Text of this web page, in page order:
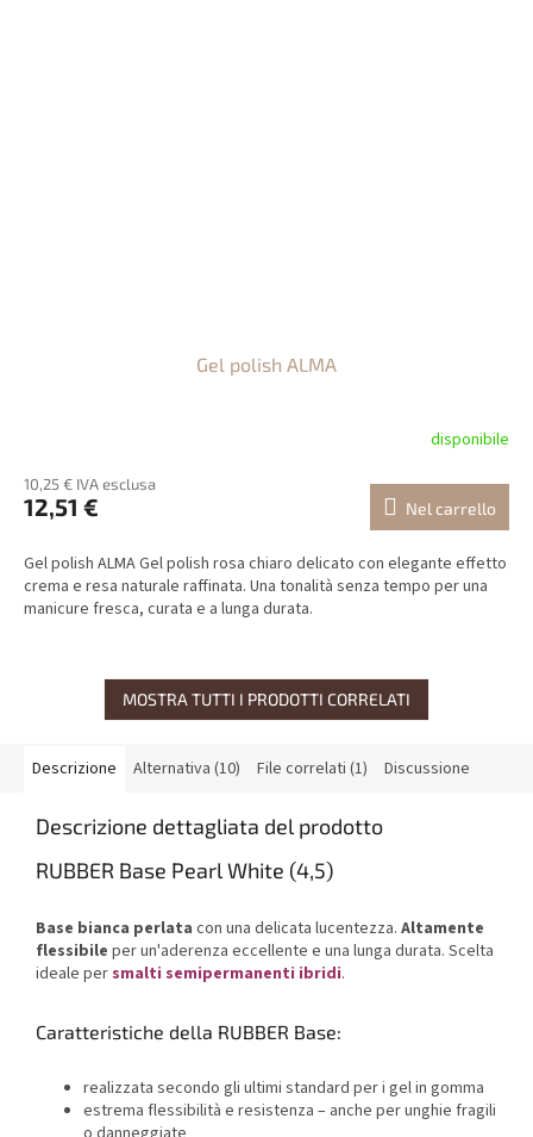
Gel polish ALMA
disponibile
10,25 € IVA esclusa
12,51 € Nel carrello
Gel polish ALMA Gel polish rosa chiaro delicato con elegante effetto
crema e resa naturale raffinata. Una tonalità senza tempo per una
manicure fresca, curata e a lunga durata.
MOSTRA TUTTI I PRODOTTI CORRELATI
Descrizione Alternativa (10) File correlati (1) Discussione
Descrizione dettagliata del prodotto
RUBBER Base Pearl White (4,5)
Base bianca perlata con una delicata lucentezza. Altamente
flessibile per un'aderenza eccellente e una lunga durata. Scelta
ideale persmalti semipermanenti ibridi.
Caratteristiche della RUBBER Base:
realizzata secondo gli ultimi standard per i gel in gomma
estrema flessibilità e resistenza – anche per unghie fragili